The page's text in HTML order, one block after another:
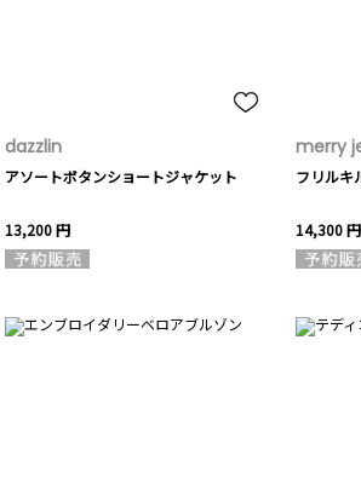
dazzlin
アソートボタンショートジャケット
13,200 円
merry
フリルキ
14,300 円